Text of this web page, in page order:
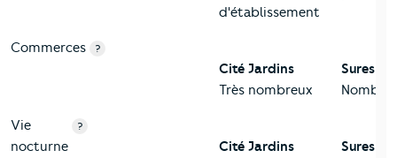
d'établissement
Commerces ?
Cité Jardins
Très nombreux
Suresnes
Vie
nocturne
?
Cité Jardins
Suresnes